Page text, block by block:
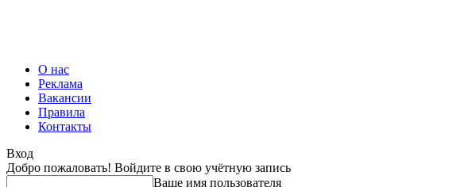
О нас
Реклама
Вакансии
Правила
Контакты
Вход
Добро пожаловать! Войдите в свою учётную запись
Ваше имя пользователя